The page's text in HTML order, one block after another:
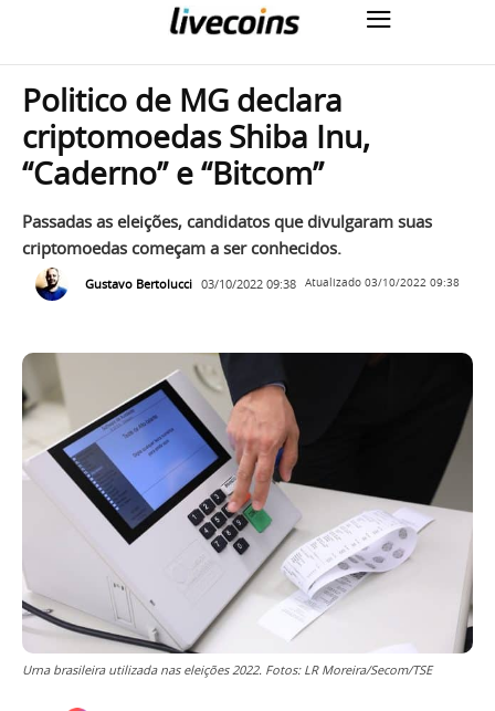
Politico de MG declara
criptomoedas Shiba Inu,
“Caderno” e “Bitcom”
Passadas as eleições, candidatos que divulgaram suas
criptomoedas começam a ser conhecidos.
Gustavo Bertolucci 03/10/2022 09:38 Atualizado 03/10/2022 09:38
Urna brasileira utilizada nas eleições 2022. Fotos: LR Moreira/Secom/TSE